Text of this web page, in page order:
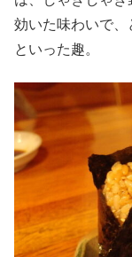
効いた味わいで
といった趣。